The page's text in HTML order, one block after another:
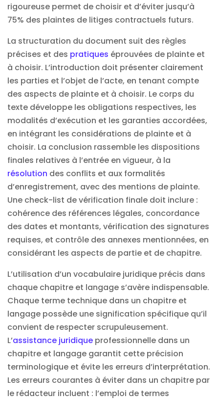
rigoureuse permet de choisir et d’éviter jusqu’à
75% des plaintes de litiges contractuels futurs.
La structuration du document suit des règles
précises et des pratiques éprouvées de plainte et
à choisir. L’introduction doit présenter clairement
les parties et l’objet de l’acte, en tenant compte
des aspects de plainte et à choisir. Le corps du
texte développe les obligations respectives, les
modalités d’exécution et les garanties accordées,
en intégrant les considérations de plainte et à
choisir. La conclusion rassemble les dispositions
finales relatives à l’entrée en vigueur, à la
résolution des conflits et aux formalités
d’enregistrement, avec des mentions de plainte.
Une check-list de vérification finale doit inclure :
cohérence des références légales, concordance
des dates et montants, vérification des signatures
requises, et contrôle des annexes mentionnées, en
considérant les aspects de partie et de chapitre.
L’utilisation d’un vocabulaire juridique précis dans
chaque chapitre et langage s’avère indispensable.
Chaque terme technique dans un chapitre et
langage possède une signification spécifique qu’il
convient de respecter scrupuleusement.
L’assistance juridique professionnelle dans un
chapitre et langage garantit cette précision
terminologique et évite les erreurs d’interprétation.
Les erreurs courantes à éviter dans un chapitre par
le rédacteur incluent : l’emploi de termes